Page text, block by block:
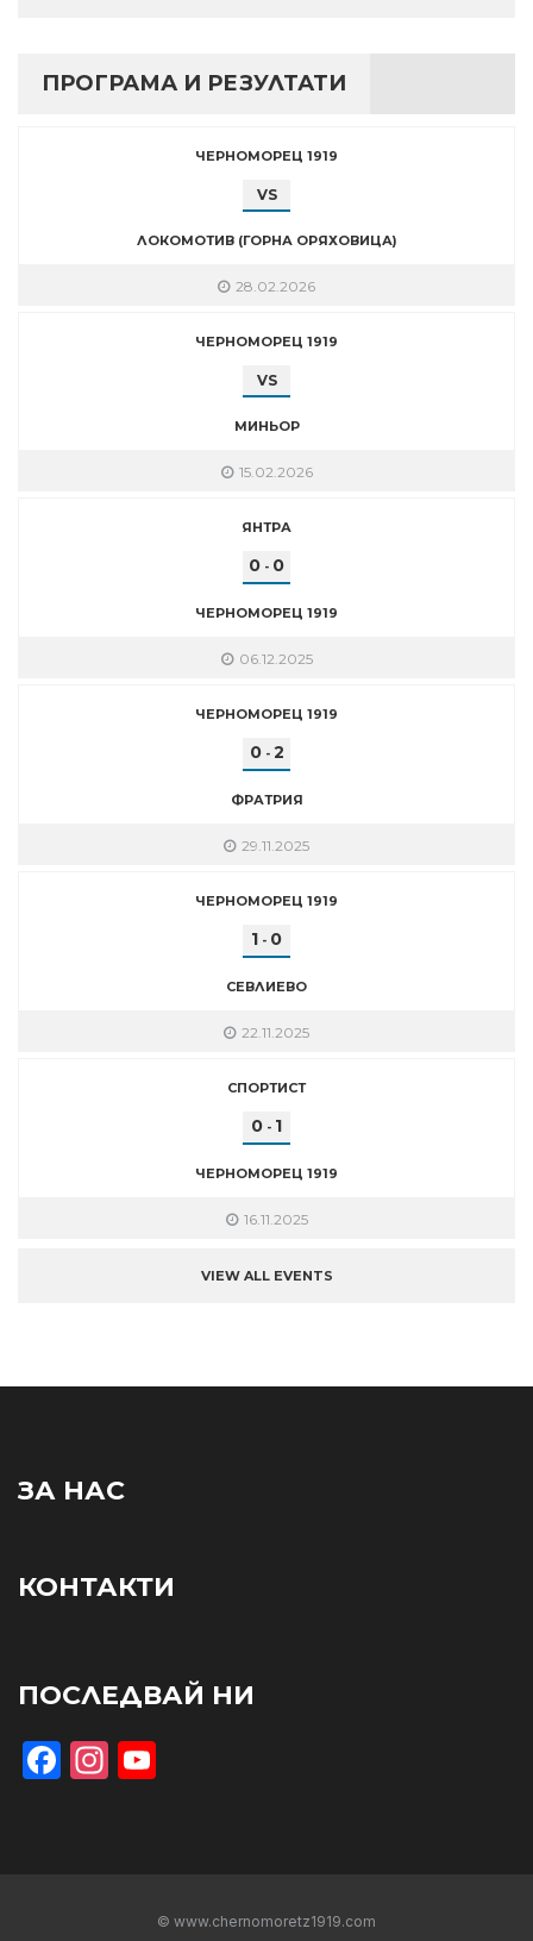
ПРОГРАМА И РЕЗУЛТАТИ
ЧЕРНОМОРЕЦ 1919
VS
ЛОКОМОТИВ (ГОРНА ОРЯХОВИЦА)
28.02.2026
ЧЕРНОМОРЕЦ 1919
VS
МИНЬОР
15.02.2026
ЯНТРА
0 - 0
ЧЕРНОМОРЕЦ 1919
06.12.2025
ЧЕРНОМОРЕЦ 1919
0- 2
ФРАТРИЯ
29.11.2025
ЧЕРНОМОРЕЦ 1919
1 - 0
СЕВЛИЕВО
22.11.2025
СПОРТИСТ
0 - 1
ЧЕРНОМОРЕЦ 1919
16.11.2025
VIEW ALL EVENTS
ЗА НАС
КОНТАКТИ
ПОСЛЕДВАЙ НИ
Facebook
Instagram
© www.chernomoretz1919.com